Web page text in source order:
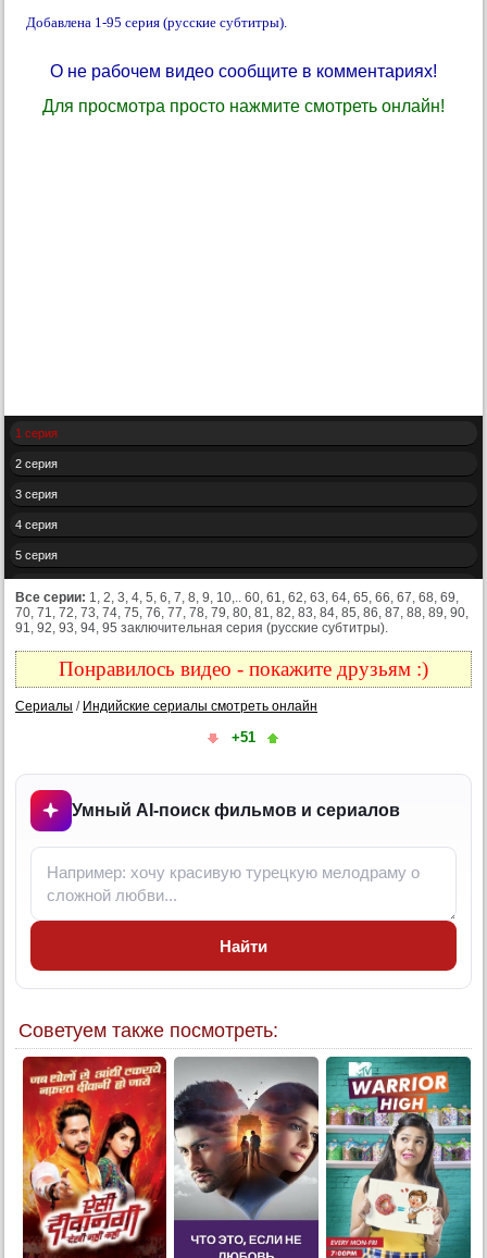
Добавлена 1-95 серия (русские субтитры).
О не рабочем видео сообщите в комментариях!
Для просмотра просто нажмите смотреть онлайн!
1 серия
2 серия
3 серия
4 серия
5 серия
7 серия
9 серия
10 серия
13 серия
14 серия
16 серия
17 серия
19 серия
22 серия
23 серия
24 серия
25 серия
26 серия
27 серия
Все серии: 1, 2, 3, 4, 5, 6, 7, 8, 9, 10,.. 60, 61, 62, 63, 64, 65, 66, 67, 68, 69,
70, 71, 72, 73, 74, 75, 76, 77, 78, 79, 80, 81, 82, 83, 84, 85, 86, 87, 88, 89, 90,
91, 92, 93, 94, 95 заключительная серия (русские субтитры).
Понравилось видео - покажите друзьям :)
Сериалы / Индийские сериалы смотреть онлайн
+51
Умный AI-поиск фильмов и сериалов
Найти
Советуем также посмотреть: